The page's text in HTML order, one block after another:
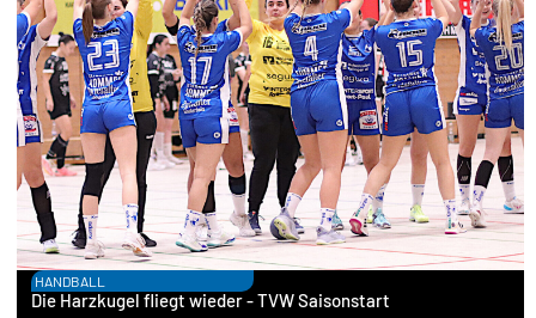
HANDBALL
Die Harzkugel fliegt wieder - TVW Saisonstart